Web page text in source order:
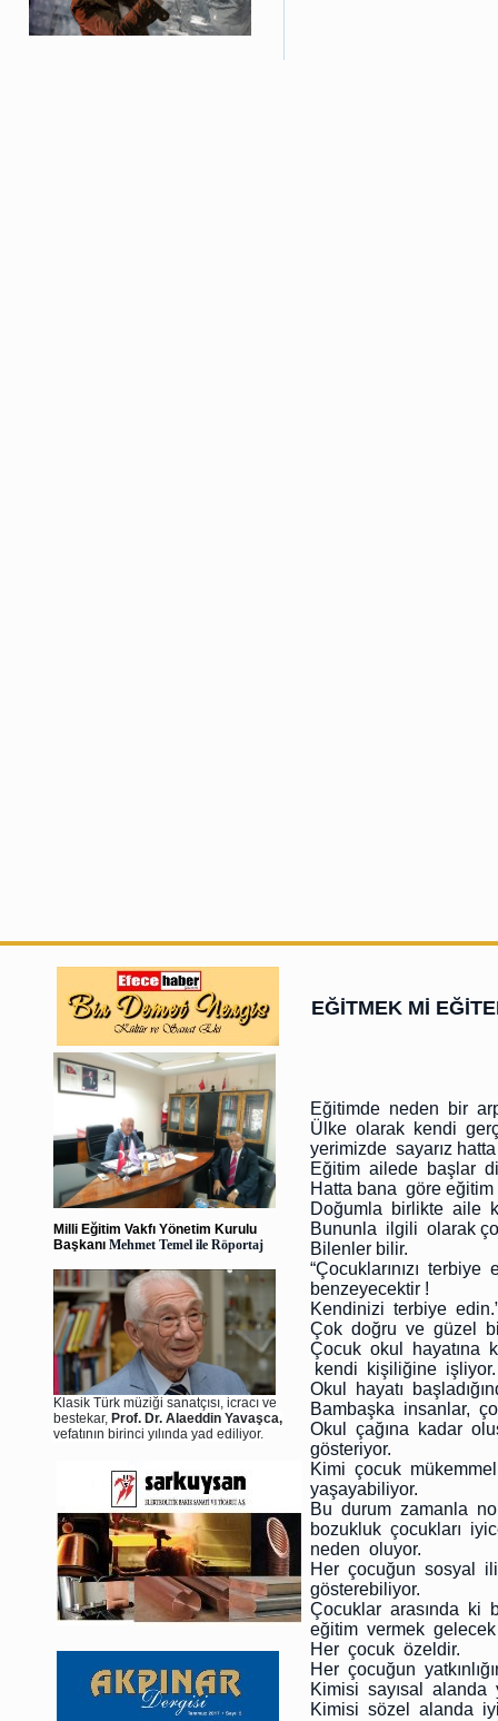
Milli Eğitim Vakfı Yönetim Kurulu
Başkanı Mehmet Temel ile Röportaj
Klasik Türk müziği sanatçısı, icracı ve
bestekar, Prof. Dr. Alaeddin Yavaşca,
vefatının birinci yılında yad ediliyor.
EĞİTMEK Mİ
Eğitimde neden bir
Ülke olarak kendi
yerimizde sayarız
Eğitim ailede başlar
Hatta bana göre
Doğumla birlikte aile
Bununla ilgili olarak
Bilenler bilir.
“Çocuklarınızı
benzeyecektir !
Kendinizi terbiye
Çok doğru ve güzel
Çocuk okul hayatına
kendi kişiliğine işliyor.
Okul hayatı
Bambaşka insanlar,
Okul çağına kadar
gösteriyor.
Kimi çocuk
yaşayabiliyor.
Bu durum zamanla
bozukluk çocukları
neden oluyor.
Her çocuğun sosyal
gösterebiliyor.
Çocuklar arasında ki
eğitim vermek
Her çocuk özeldir.
Her çocuğun
Kimisi sayısal alanda
Kimisi sözel alanda